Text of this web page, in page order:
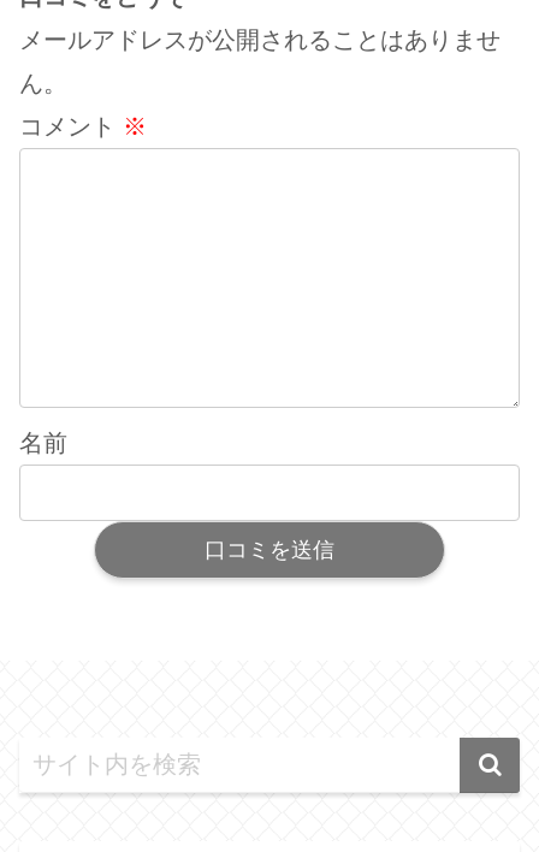
メールアドレスが公開されることはありませ
ん。
コメント ※
名前